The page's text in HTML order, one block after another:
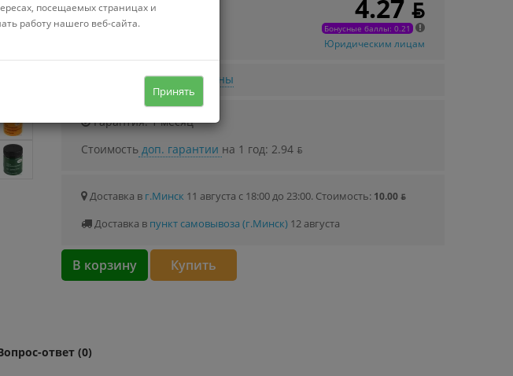
Можно купить в кредит
Стоимость от 0.07 ƃ/мec.
4.27 ƃ
Бонусные баллы: 0.21
Юридическим лицам
Узнать о снижении цены
Гарантия: 1 месяц
Стоимостьдоп. гарантии на 1 год: 2.94 ƃ
Доставка в г.Минск 11 августа с 18:00 до 23:00. Стоимость: 10.00 ƃ
Доставка в пункт самовывоза (г.Минск)12 августа
В корзину Купить
ответ (0)
посещаемых страницах и
работу нашего веб-сайта.
Принять